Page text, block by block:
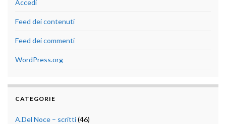
Accedi
Feed dei contenuti
Feed dei commenti
WordPress.org
CATEGORIE
A.Del Noce – scritti(46)